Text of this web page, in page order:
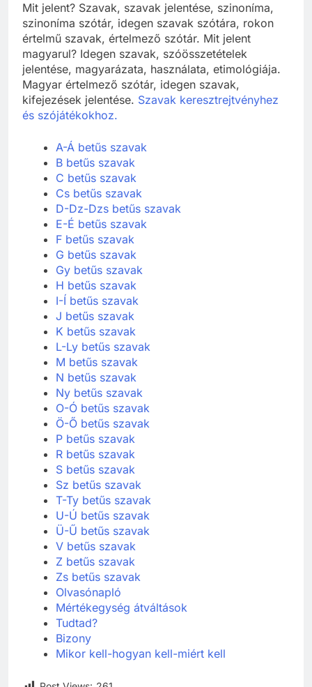
Mit jelent? Szavak, szavak jelentése, szinoníma,
szinoníma szótár, idegen szavak szótára, rokon
értelmű szavak, értelmező szótár. Mit jelent
magyarul? Idegen szavak, szóösszetételek
jelentése, magyarázata, használata, etimológiája.
Magyar értelmező szótár, idegen szavak,
kifejezések jelentése. Szavak keresztrejtvényhez
és szójátékokhoz.
A-Á betűs szavak
B betűs szavak
C betűs szavak
Cs betűs szavak
D-Dz-Dzs betűs szavak
E-É betűs szavak
F betűs szavak
G betűs szavak
Gy betűs szavak
H betűs szavak
I-Í betűs szavak
J betűs szavak
K betűs szavak
L-Ly betűs szavak
M betűs szavak
N betűs szavak
Ny betűs szavak
O-Ó betűs szavak
Ö-Ő betűs szavak
P betűs szavak
R betűs szavak
S betűs szavak
Sz betűs szavak
T-Ty betűs szavak
U-Ú betűs szavak
Ü-Ű betűs szavak
V betűs szavak
Z betűs szavak
Zs betűs szavak
Olvasónapló
Mértékegység átváltások
Tudtad?
Bizony
Mikor kell-hogyan kell-miért kell